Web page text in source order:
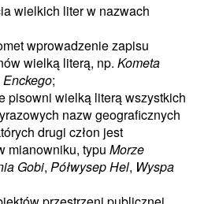
wielkich liter w nazwach
wprowadzenie zapisu
wielką literą, np. Kometa
;
pisowni wielką literą wszystkich
nazw geograficznych
drugi człon jest
mianowniku, typu Morze
Gobi, Półwysep Hel, Wyspa